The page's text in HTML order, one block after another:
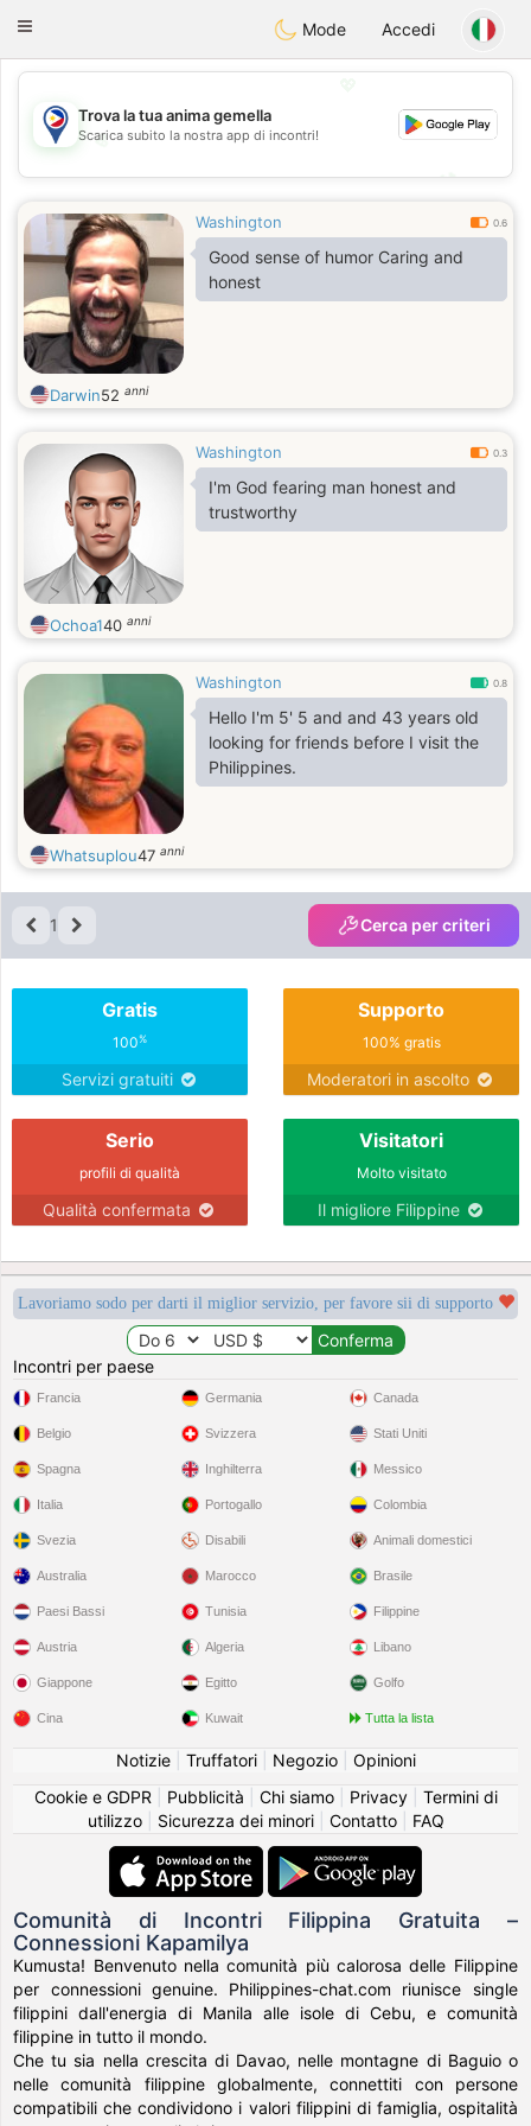
PhilippinesChat
Toggle
Mode Accedi
💖
💕
Trova la tua anima gemella
Scarica subito la nostra app di incontri!
Washington 0.6
Good sense of humor Caring and
honest
Darwin52 anni
Washington 0.3
I'm God fearing man honest and
trustworthy
Ochoa140 anni
Washington 0.8
Hello I'm 5' 5 and and 43 years old
looking for friends before I visit the
Philippines.
Whatsuplou47 anni
1 Cerca per criteri
Gratis
100%
Servizi gratuiti
Supporto
100% gratis
Moderatori in ascolto
Serio
profili di qualità
Qualità confermata
Visitatori
Molto visitato
Il migliore Filippine
Lavoriamo sodo per darti il miglior servizio, per favore sii di supporto
Incontri per paese
Francia
Belgio
Spagna
Italia
Svezia
Germania
Svizzera
Inghilterra
Portogallo
Disabili
Canada
Stati Uniti
Messico
Colombia
Animali domestici
Australia
Paesi Bassi
Austria
Giappone
Cina
Marocco
Tunisia
Algeria
Egitto
Kuwait
Brasile
Filippine
Libano
Golfo
Tutta la lista
Notizie| Truffatori| Negozio| Opinioni
Cookie e GDPR
Pubblicità Chi siamo| Privacy| Termini di
utilizzo| Sicurezza dei minori| Contatto| FAQ
Comunità di Incontri Filippina Gratuita –
Connessioni Kapamilya
Kumusta! Benvenuto nella comunità più calorosa delle Filippine
per connessioni genuine. Philippines-chat.com riunisce single
filippini dall'energia di Manila alle isole di Cebu, e comunità
filippine in tutto il mondo.
Che tu sia nella crescita di Davao, nelle montagne di Baguio o
nelle comunità filippine globalmente, connettiti con persone
compatibili che condividono i valori filippini di famiglia, ospitalità